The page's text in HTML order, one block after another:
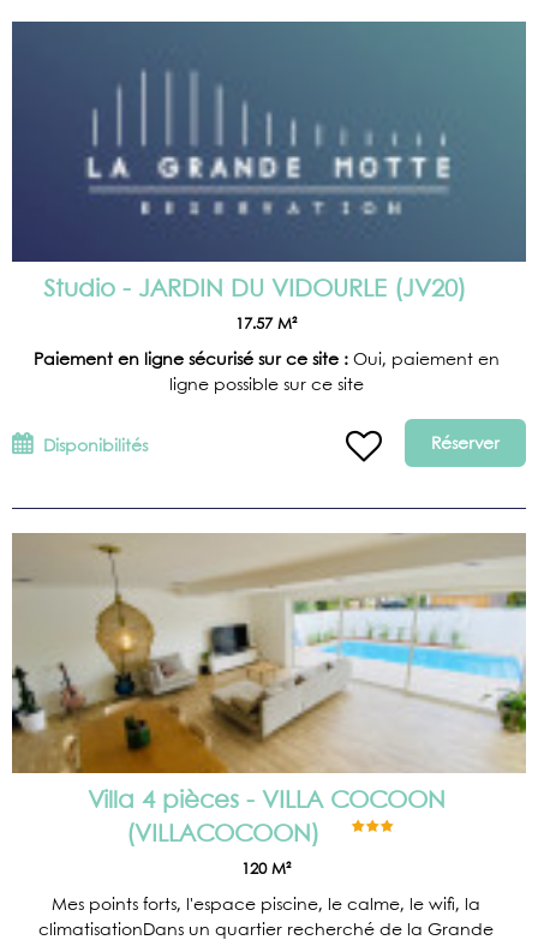
Studio - JARDIN DU VIDOURLE (JV20)
17.57 M²
Paiement en ligne sécurisé sur ce site : Oui, paiement en
ligne possible sur ce site
Disponibilités Réserver
Villa 4 pièces - VILLA COCOON
(VILLACOCOON )
120 M²
Mes points forts, l'espace piscine, le calme, le wifi, la
climatisationDans un quartier recherché de la Grande